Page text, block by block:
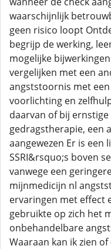
waarschijnlijk
geen risico loopt
begrijp de werking,
mogelijke
vergelijken met een
angststoornis met
voorlichting en
daarvan of bij
gedragstherapie, een
aangewezen Er is
SSRI&rsquo;s boven
vanwege een
mijnmedicijn nl
ervaringen met effect
gebruikte op zich het
onbehandelbare
Waaraan kan ik zien